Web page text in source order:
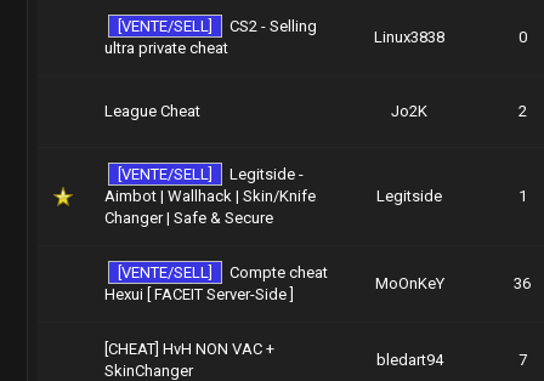
[VENTE/SELL]
CS2 - Selling
ultra private cheat
Linux3838 0
League Cheat Jo2K 2
[VENTE/SELL]
Legitside -
Aimbot | Wallhack | Skin/Knife
Changer | Safe & Secure
Legitside 1
[VENTE/SELL]
Compte cheat
Hexui [ FACEIT Server-Side ]
MoOnKeY 36
[CHEAT] HvH NON VAC +
SkinChanger
bledart94 7